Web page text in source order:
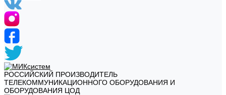
РОССИЙСКИЙ ПРОИЗВОДИТЕЛЬ
ТЕЛЕКОММУНИКАЦИОННОГО ОБОРУДОВАНИЯ И
ОБОРУДОВАНИЯ ЦОД